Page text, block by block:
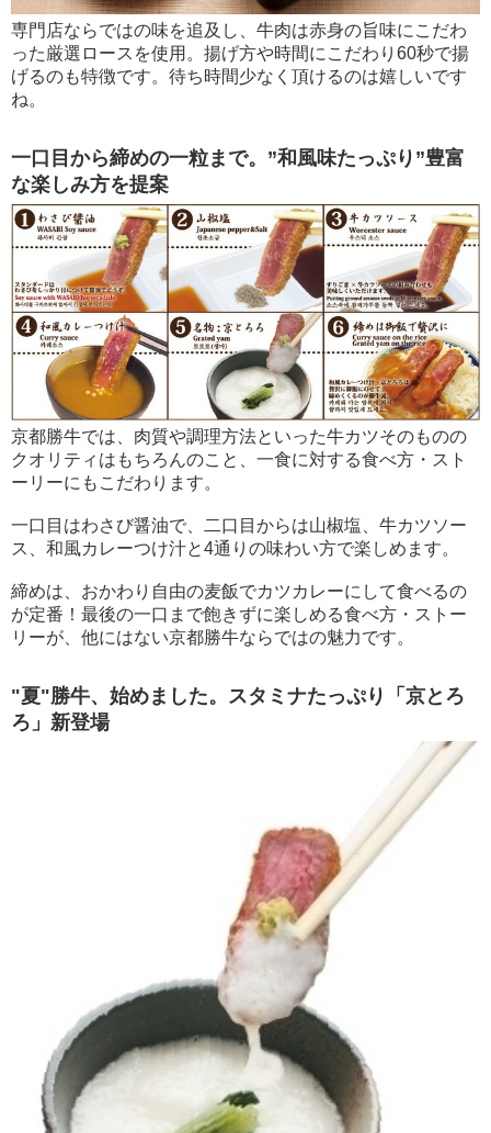
専門店ならではの味を追及し、牛肉は赤身の旨味にこだわ
った厳選ロースを使用。揚げ方や時間にこだわり60秒で揚
げるのも特徴です。待ち時間少なく頂けるのは嬉しいです
ね。
一口目から締めの一粒まで。”和風味たっぷり”豊富
な楽しみ方を提案
京都勝牛では、肉質や調理方法といった牛カツそのものの
クオリティはもちろんのこと、一食に対する食べ方・スト
ーリーにもこだわります。
一口目はわさび醤油で、二口目からは山椒塩、牛カツソー
ス、和風カレーつけ汁と4通りの味わい方で楽しめます。
締めは、おかわり自由の麦飯でカツカレーにして食べるの
が定番！最後の一口まで飽きずに楽しめる食べ方・ストー
リーが、他にはない京都勝牛ならではの魅力です。
"夏"勝牛、始めました。スタミナたっぷり「京とろ
ろ」新登場